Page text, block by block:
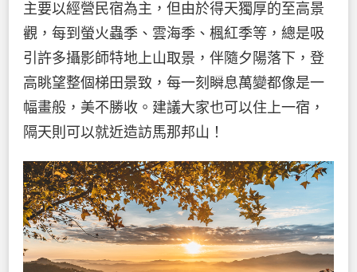
主要以經營民宿為主，但由於得天獨厚的至高景
觀，每到螢火蟲季、雲海季、楓紅季等，總是吸
引許多攝影師特地上山取景，伴隨夕陽落下，登
高眺望整個梯田景致，每一刻瞬息萬變都像是一
幅畫般，美不勝收。建議大家也可以住上一宿，
隔天則可以就近造訪馬那邦山！